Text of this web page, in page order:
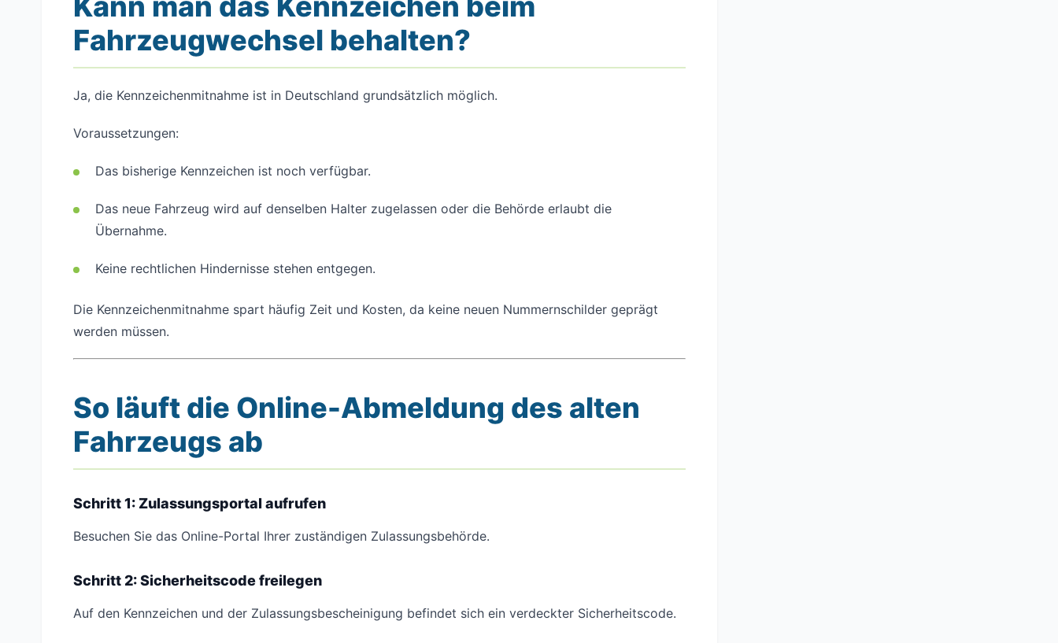
Fahrzeugwechsel behalten?
Ja, die Kennzeichenmitnahme ist in Deutschland grundsätzlich möglich.
Voraussetzungen:
Das bisherige Kennzeichen ist noch verfügbar.
Das neue Fahrzeug wird auf denselben Halter zugelassen oder die Behörde erlaubt die
Übernahme.
Keine rechtlichen Hindernisse stehen entgegen.
Die Kennzeichenmitnahme spart häufig Zeit und Kosten, da keine neuen Nummernschilder geprägt
werden müssen.
So läuft die Online-Abmeldung des alten
Fahrzeugs ab
Schritt 1: Zulassungsportal aufrufen
Besuchen Sie das Online-Portal Ihrer zuständigen Zulassungsbehörde.
Schritt 2: Sicherheitscode freilegen
Auf den Kennzeichen und der Zulassungsbescheinigung befindet sich ein verdeckter Sicherheitscode.